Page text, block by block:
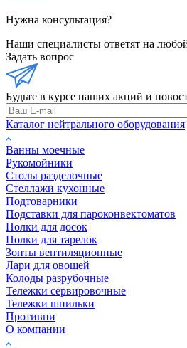
Нужна консультация?
Наши специалисты ответят на
Задать вопрос
Будьте в курсе наших акций и
Каталог нейтрального оборудования
Ванны моечные
Рукомойники
Столы разделочные
Стеллажи кухонные
Подтоварники
Подставки для пароконвектоматов
Полки для досок
Полки для тарелок
Зонты вентиляционные
Лари для овощей
Колоды разрубочные
Тележки сервировочные
Тележки шпильки
Противни
О компании